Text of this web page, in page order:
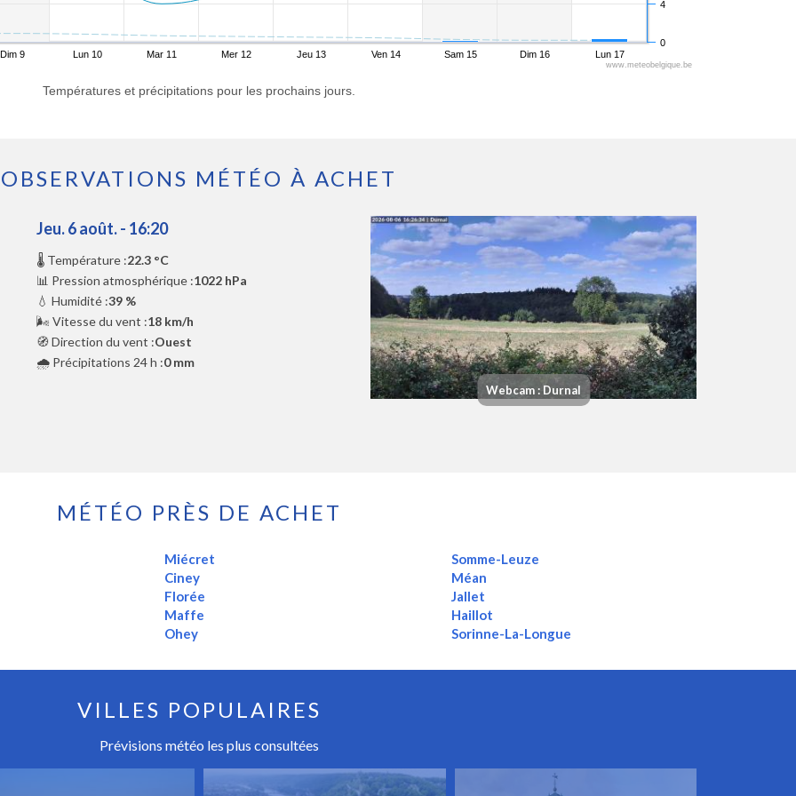
Dim 9 Lun 10 Mar 11 Mer 12 Jeu 13 Ven 14 Sam 15 Dim 16 Lun 17
0
4
www.meteobelgique.be
Températures et précipitations pour les prochains jours.
OBSERVATIONS MÉTÉO À ACHET
Jeu. 6 août. - 16:20
🌡️ Température :22.3 °C
📊 Pression atmosphérique :1022 hPa
💧 Humidité :39 %
🌬️ Vitesse du vent :18 km/h
🧭 Direction du vent :Ouest
🌧️ Précipitations 24 h :0 mm
Webcam : Durnal
MÉTÉO PRÈS DE ACHET
Miécret
Ciney
Florée
Maffe
Ohey
Somme-Leuze
Méan
Jallet
Haillot
Sorinne-La-Longue
VILLES POPULAIRES
Prévisions météo les plus consultées